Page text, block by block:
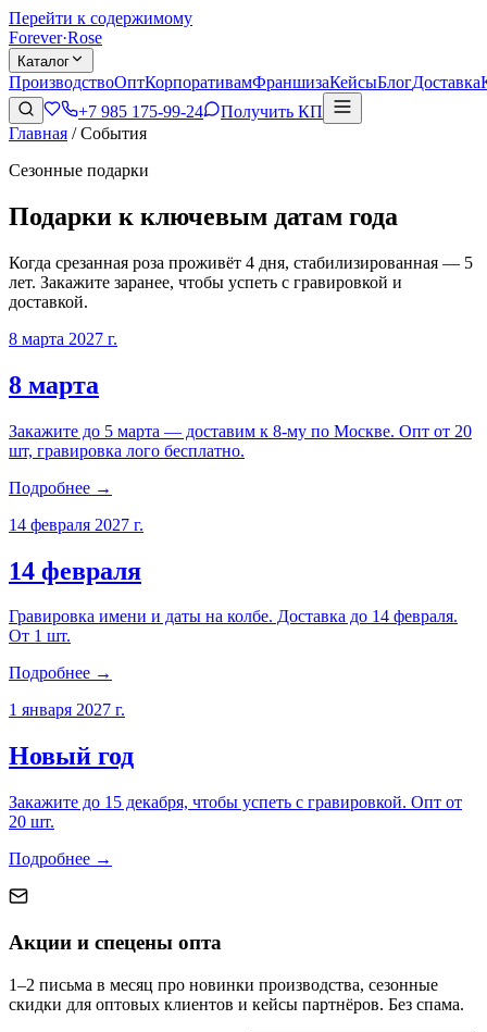
Перейти к содержимому
Forever·Rose
Каталог
ПроизводствоОптКорпоративамФраншизаКейсыБлогДоставка
+7 985 175-99-24
Получить КП
Главная /События
Сезонные подарки
Подарки к ключевым датам года
Когда срезанная роза проживёт 4 дня, стабилизированная — 5
лет. Закажите заранее, чтобы успеть с гравировкой и
доставкой.
8 марта 2027 г.
8 марта
Закажите до 5 марта — доставим к 8-му по Москве. Опт от 20
шт, гравировка лого бесплатно.
Подробнее →
14 февраля 2027 г.
14 февраля
Гравировка имени и даты на колбе. Доставка до 14 февраля.
От 1 шт.
Подробнее →
1 января 2027 г.
Новый год
Закажите до 15 декабря, чтобы успеть с гравировкой. Опт от
20 шт.
Подробнее →
Акции и спецены опта
1–2 письма в месяц про новинки производства, сезонные
скидки для оптовых клиентов и кейсы партнёров. Без спама.